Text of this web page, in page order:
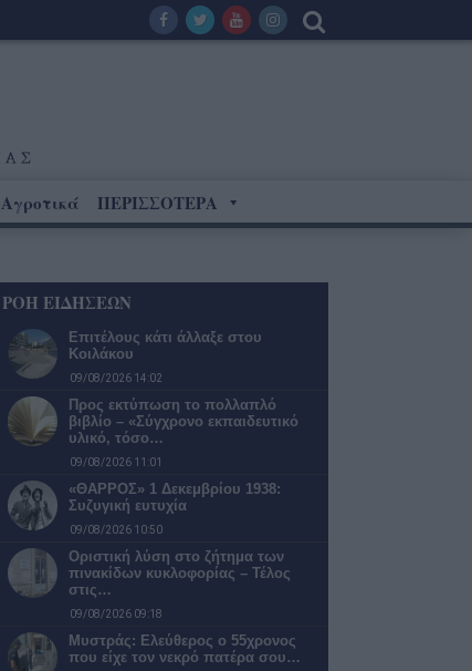
Αγροτικά ΠΕΡΙΣΣΟΤΕΡΑ
ΡΟΗ ΕΙΔΗΣΕΩΝ
Επιτέλους κάτι άλλαξε στου
Κοιλάκου
09/08/2026 14:02
Προς εκτύπωση το πολλαπλό
βιβλίο – «Σύγχρονο εκπαιδευτικό
υλικό, τόσο…
09/08/2026 11:01
«ΘΑΡΡΟΣ» 1 Δεκεμβρίου 1938:
Συζυγική ευτυχία
09/08/2026 10:50
Οριστική λύση στο ζήτημα των
πινακίδων κυκλοφορίας – Τέλος
στις…
09/08/2026 09:18
Μυστράς: Ελεύθερος ο 55χρονος
που είχε τον νεκρό πατέρα σου…